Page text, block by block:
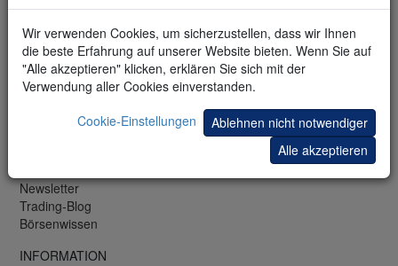
Wir verwenden Cookies, um sicherzustellen, dass wir Ihnen
die beste Erfahrung auf unserer Website bieten. Wenn Sie auf
"Alle akzeptieren" klicken, erklären Sie sich mit der
Verwendung aller Cookies einverstanden.
Cookie-Einstellungen
Ablehnen nicht notwendiger
Alle akzeptieren
DE: +49 (0)69 271 39 78-0
LU: +352 42 80 42 83
CH: +41 44 350 42 42
Fax: +49 (0)69 271 39 78-99
KOSTENLOS
Webinare und Seminare
Newsletter
Trading-Blog
Börsenwissen
INFORMATION